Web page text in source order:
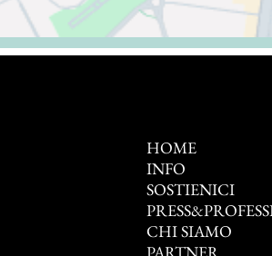
HOME
INFO
SOSTIENICI
CHI SIAMO
PARTNER